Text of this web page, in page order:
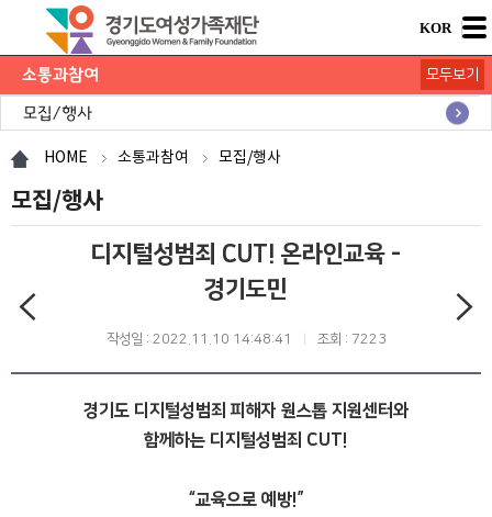
KOR
소통과참여
공지사항
채용공고
모집/행사
카드뉴스
언론보도
도민의 의견
재단 간행물
모두보기
HOME 소통과참여 모집/행사
모집/행사
디지털성범죄 CUT! 온라인교육 -
경기도민
작성일 : 2022.11.10 14:48:41 조회 : 7223
경기도 디지털성범죄 피해자 원스톱 지원센터와
함께하는 디지털성범죄 CUT!
“교육으로 예방!”